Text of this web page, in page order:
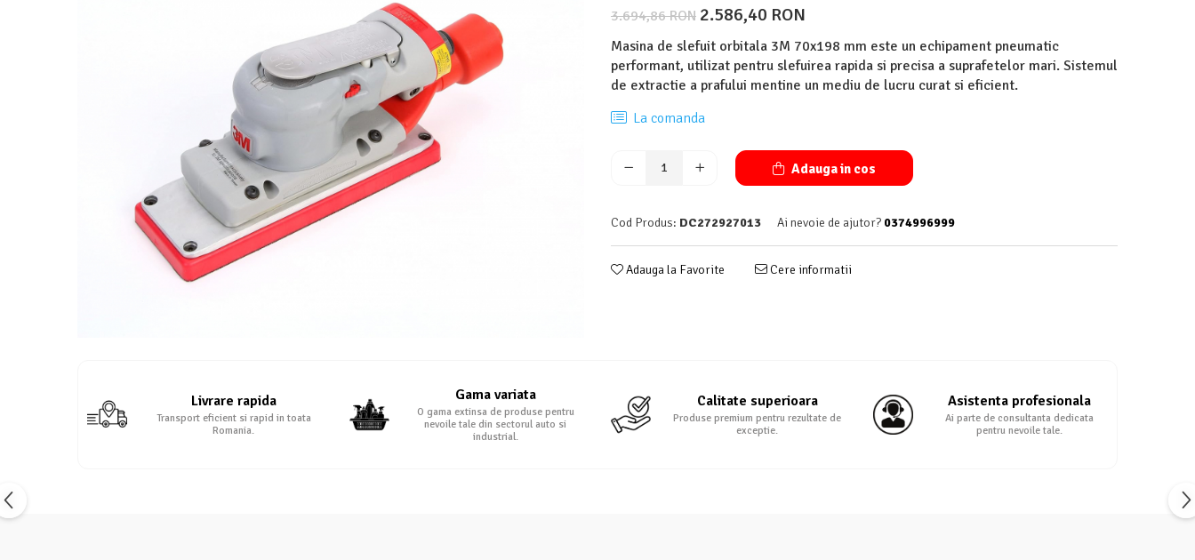
3.694,86 RON 2.586,40 RON
Masina de slefuit orbitala 3M 70x198 mm este un echipament pneumatic
performant, utilizat pentru slefuirea rapida si precisa a suprafetelor mari. Sistemul
de extractie a prafului mentine un mediu de lucru curat si eficient.
La comanda
Adauga in cos
Cod Produs: DC272927013 Ai nevoie de ajutor? 0374996999
Adauga la Favorite Cere informatii
Livrare rapida
Transport eficient si rapid in toata
Romania.
Gama variata
O gama extinsa de produse pentru
nevoile tale din sectorul auto si
industrial.
Calitate superioara
Produse premium pentru rezultate de
exceptie.
Asistenta profesionala
Ai parte de consultanta dedicata
pentru nevoile tale.